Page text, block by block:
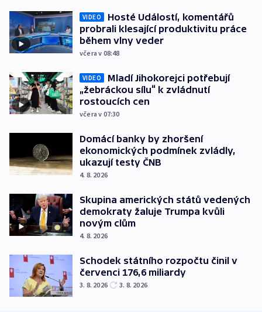
VIDEO
Hosté Událostí, komentářů
probrali klesající produktivitu práce
během vlny veder
včera v 08:48
VIDEO
Mladí Jihokorejci potřebují
„žebráckou sílu“ k zvládnutí
rostoucích cen
včera v 07:30
Domácí banky by zhoršení
ekonomických podmínek zvládly,
ukazují testy ČNB
4. 8. 2026
Skupina amerických států vedených
demokraty žaluje Trumpa kvůli
novým clům
4. 8. 2026
Schodek státního rozpočtu činil v
červenci 176,6 miliardy
3. 8. 2026 3. 8. 2026